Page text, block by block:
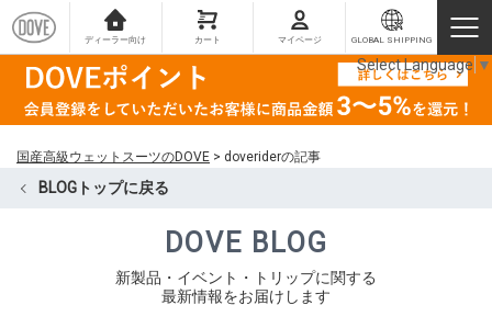
ディーラー向け カート マイページ GLOBAL SHIPPING
国産高級ウェットスーツのDOVE > doveriderの記事
BLOGトップに戻る
DOVE BLOG
新製品・イベント・トリップに関する
最新情報をお届けします
Select Language ▼